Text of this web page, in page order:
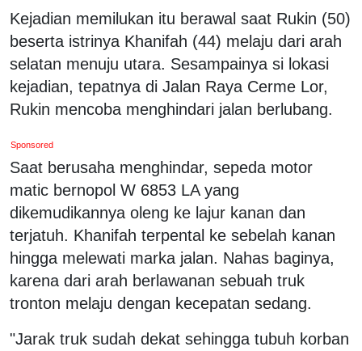
Kejadian memilukan itu berawal saat Rukin (50)
beserta istrinya Khanifah (44) melaju dari arah
selatan menuju utara. Sesampainya si lokasi
kejadian, tepatnya di Jalan Raya Cerme Lor,
Rukin mencoba menghindari jalan berlubang.
Sponsored
Saat berusaha menghindar, sepeda motor
matic bernopol W 6853 LA yang
dikemudikannya oleng ke lajur kanan dan
terjatuh. Khanifah terpental ke sebelah kanan
hingga melewati marka jalan. Nahas baginya,
karena dari arah berlawanan sebuah truk
tronton melaju dengan kecepatan sedang.
"Jarak truk sudah dekat sehingga tubuh korban